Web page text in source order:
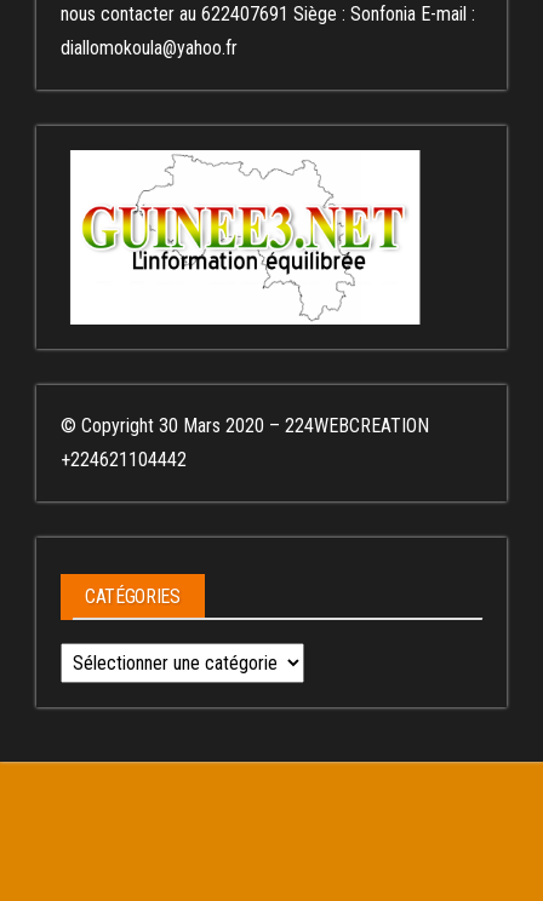
nous contacter au 622407691 Siège : Sonfonia E-mail :
diallomokoula@yahoo.fr
© Copyright 30 Mars 2020 – 224WEBCREATION
+224621104442
CATÉGORIES
Catégories